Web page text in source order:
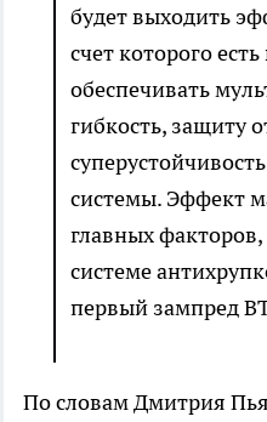
будет выходить
счет которого
обеспечивать
гибкость, защиту
системы. Эффект
главных
системе
первый зампред
По словам Дмитрия